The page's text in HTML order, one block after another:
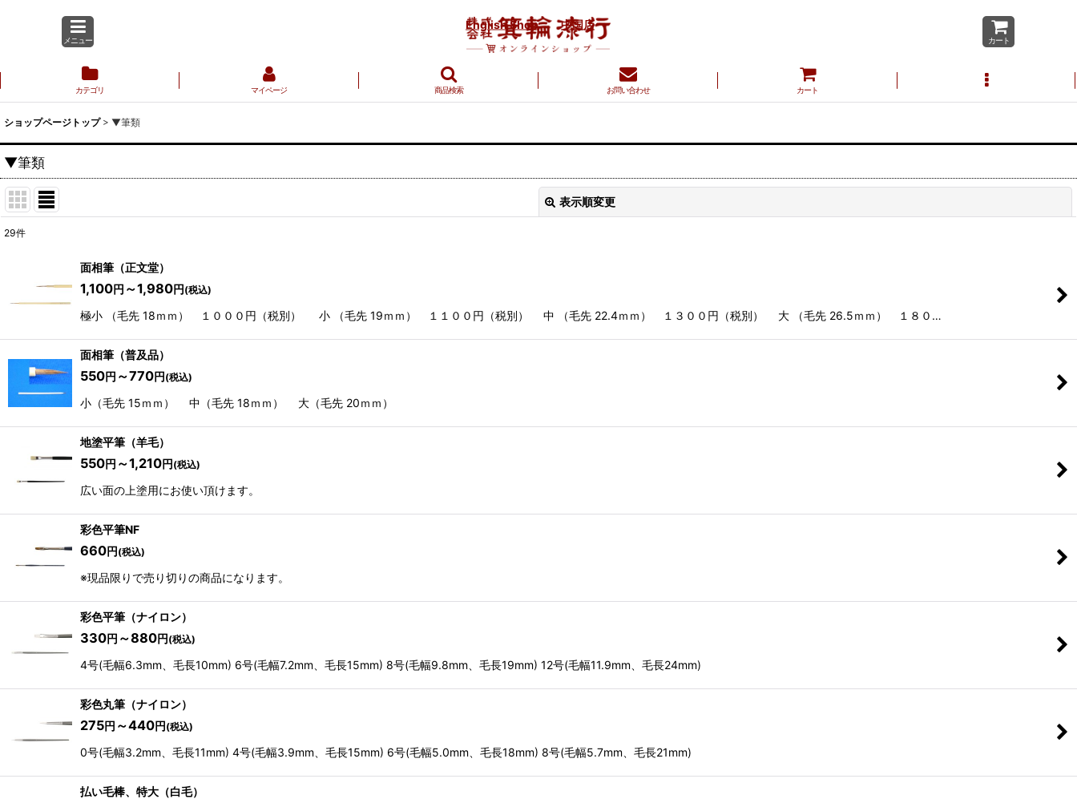
English Shop 中国店
メニュー カート
カテゴリ マイページ 商品検索 お問い合わせ カート
ショップページトップ > ▼筆類
▼筆類
表示順変更
表示数:
29件
面相筆（正文堂）
1,100円 ～1,980円 (税込)
極小 （毛先 18ｍｍ） １０００円（税別） 小 （毛先 19ｍｍ） １１００円（税別） 中 （毛先 22.4ｍｍ） １３００円（税別） 大 （毛先 26.5ｍｍ） １８０…
面相筆（普及品）
550円 ～770円 (税込)
小（毛先 15ｍｍ） 中（毛先 18ｍｍ） 大（毛先 20ｍｍ）
地塗平筆（羊毛）
550円 ～1,210円 (税込)
広い面の上塗用にお使い頂けます。
彩色平筆NF
660円 (税込)
※現品限りで売り切りの商品になります。
彩色平筆（ナイロン）
330円 ～880円 (税込)
4号(毛幅6.3mm、毛長10mm) 6号(毛幅7.2mm、毛長15mm) 8号(毛幅9.8mm、毛長19mm) 12号(毛幅11.9mm、毛長24mm)
彩色丸筆（ナイロン）
275円 ～440円 (税込)
0号(毛幅3.2mm、毛長11mm) 4号(毛幅3.9mm、毛長15mm) 6号(毛幅5.0mm、毛長18mm) 8号(毛幅5.7mm、毛長21mm)
払い毛棒、特大（白毛）